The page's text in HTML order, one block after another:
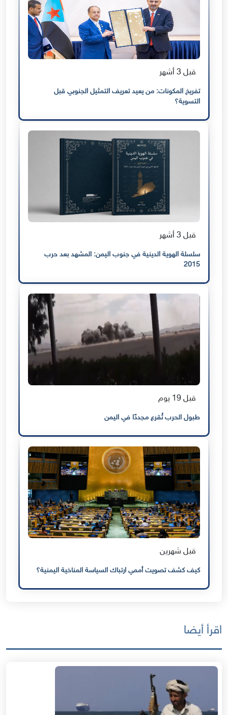
قبل 3 أشهر
تفريخ المكونات: من يعيد تعريف التمثيل الجنوبي قبل
التسوية؟
قبل 3 أشهر
سلسلة الهوية الدينية في جنوب اليمن: المشهد بعد حرب
2015
قبل 19 يوم
طبول الحرب تُقرع مجددًا في اليمن
قبل شهرين
كيف كشف تصويت أممي ارتباك السياسة المناخية اليمنية؟
اقرأ أيضا